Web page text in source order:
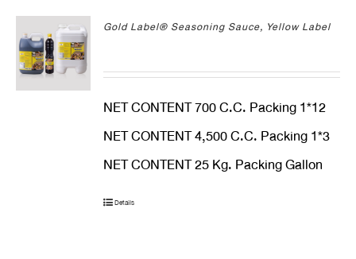
Gold Label® Seasoning Sauce, Yellow Label
NET CONTENT 700 C.C. Packing 1*12
NET CONTENT 4,500 C.C. Packing 1*3
NET CONTENT 25 Kg. Packing Gallon
Details